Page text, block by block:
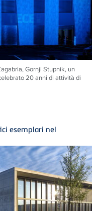
Gornji Stupnik, un
20 anni di attività di
esemplari nel